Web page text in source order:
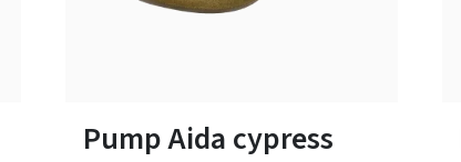
Pump Aida cypress